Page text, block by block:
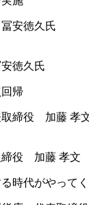
徳久氏
帰
締役 加藤 孝文
時代がやって